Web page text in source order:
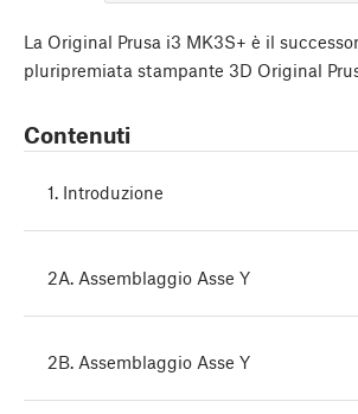
La Original Prusa i3 MK3S+ è il
pluripremiata stampante 3D Original
Contenuti
1. Introduzione
2A. Assemblaggio Asse Y
2B. Assemblaggio Asse Y